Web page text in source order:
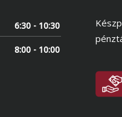
6:30 - 10:30
8:00 - 10:00